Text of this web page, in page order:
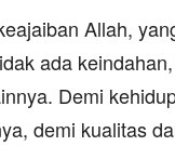
Allah,
ada
Demi
demi kualitas